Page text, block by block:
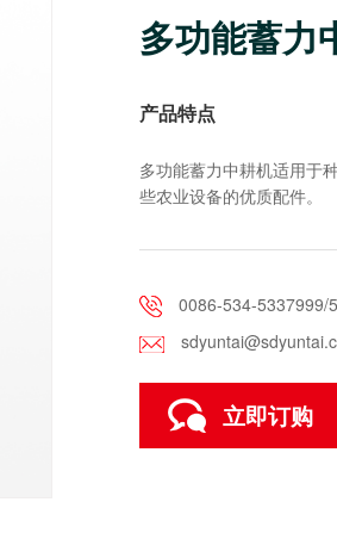
多功能蓄力
产品特点
多功能蓄力中耕机适用于
些农业设备的优质配件。
0086-534-5337999/
立即订购